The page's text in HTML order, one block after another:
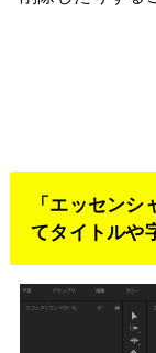
「エッセン
てタイトルや